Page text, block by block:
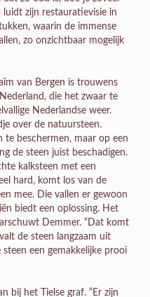
luidt zijn restauratievisie in
waarin de immense
zo onzichtbaar mogelijk
van Bergen is trouwens
die het zwaar te
Nederlandse weer.
over de natuursteen.
te beschermen, maar op een
de steen juist beschadigen.
kalksteen met een
hard, komt los van de
mee. Die vallen er gewoon
biedt een oplossing. Het
Demmer. “Dat komt
de steen langzaam uit
een gemakkelijke prooi
bij het Tielse graf. “Er zijn